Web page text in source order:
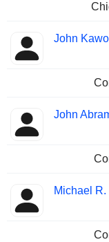
John
John
Michael R.